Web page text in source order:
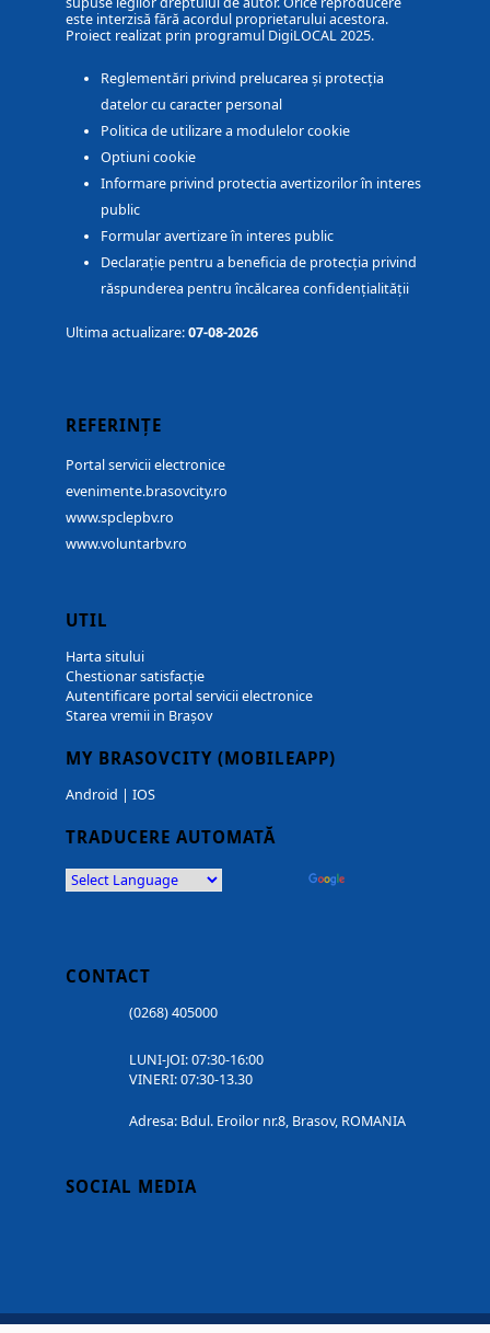
este interzisă fără acordul proprietarului acestora.
Proiect realizat prin programul DigiLOCAL 2025.
Reglementări privind prelucarea și protecția
datelor cu caracter personal
Politica de utilizare a modulelor cookie
Optiuni cookie
Informare privind protectia avertizorilor în interes
public
Formular avertizare în interes public
Declarație pentru a beneficia de protecția privind
răspunderea pentru încălcarea confidențialității
Ultima actualizare:07-08-2026
REFERINȚE
Portal servicii electronice
evenimente.brasovcity.ro
www.spclepbv.ro
www.voluntarbv.ro
UTIL
Harta sitului
Chestionar satisfacție
Autentificare portal servicii electronice
Starea vremii in Brașov
MY BRASOVCITY (MOBILEAPP)
Android | IOS
TRADUCERE AUTOMATĂ
CONTACT
(0268) 405000
LUNI-JOI: 07:30-16:00
VINERI: 07:30-13.30
Adresa: Bdul. Eroilor nr.8, Brasov, ROMANIA
SOCIAL MEDIA